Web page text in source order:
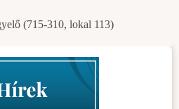
(715-310, lokal 113)